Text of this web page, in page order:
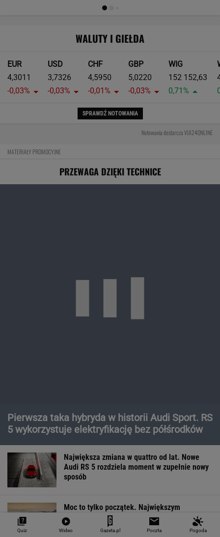
WALUTY I GIEŁDA
EUR
4,3011
-0,03%
USD
3,7326
-0,03%
CHF
4,5950
-0,01%
GBP
5,0220
-0,03%
WIG
152 152,63
0,71%
SPRAWDŹ NOTOWANIA
Notowania dostarcza VIA24ONLINE
MATERIAŁY PROMOCYJNE
PRZEWAGA DZIĘKI TECHNICE
Pierwsza taka hybryda w historii Audi Sport. RS
Moc to tylko początek. Największym
osiągnięciem nowego Audi RS 5 może być
prowadzenie
Czy rasowy model RS może być hybrydą plug-
in? Nowe RS 5 odpowiada jednoznacznie
MOTORYZACJA
Quiz Wideo Gazeta.pl Poczta Pogoda